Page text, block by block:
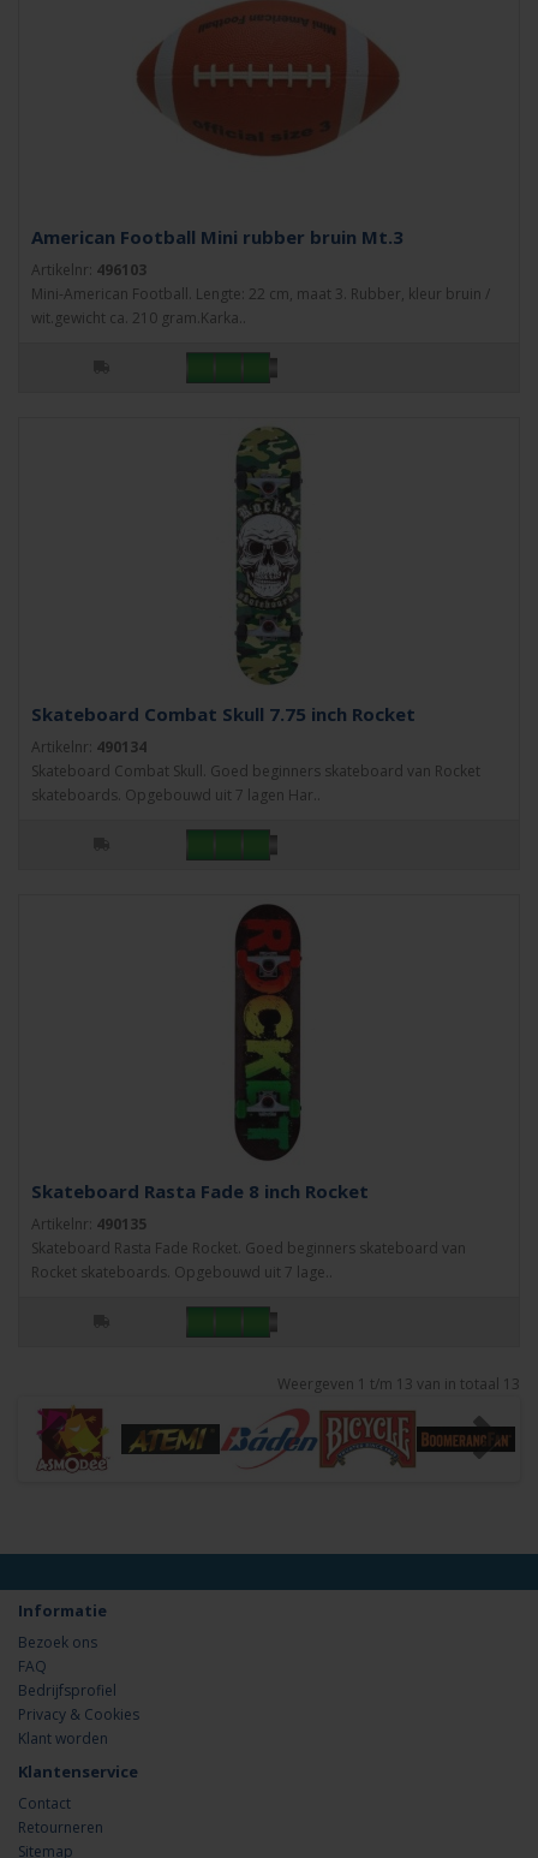
American Football Mini rubber bruin Mt.3
Artikelnr: 496103
Mini-American Football. Lengte: 22 cm, maat 3. Rubber, kleur bruin /
wit.gewicht ca. 210 gram.Karka..
Skateboard Combat Skull 7.75 inch Rocket
Artikelnr: 490134
Skateboard Combat Skull. Goed beginners skateboard van Rocket
skateboards. Opgebouwd uit 7 lagen Har..
Skateboard Rasta Fade 8 inch Rocket
Artikelnr: 490135
Skateboard Rasta Fade Rocket. Goed beginners skateboard van
Rocket skateboards. Opgebouwd uit 7 lage..
Weergeven 1 t/m 13 van in totaal 13
Informatie
Bezoek ons
FAQ
Bedrijfsprofiel
Privacy & Cookies
Klant worden
Klantenservice
Contact
Retourneren
Sitemap